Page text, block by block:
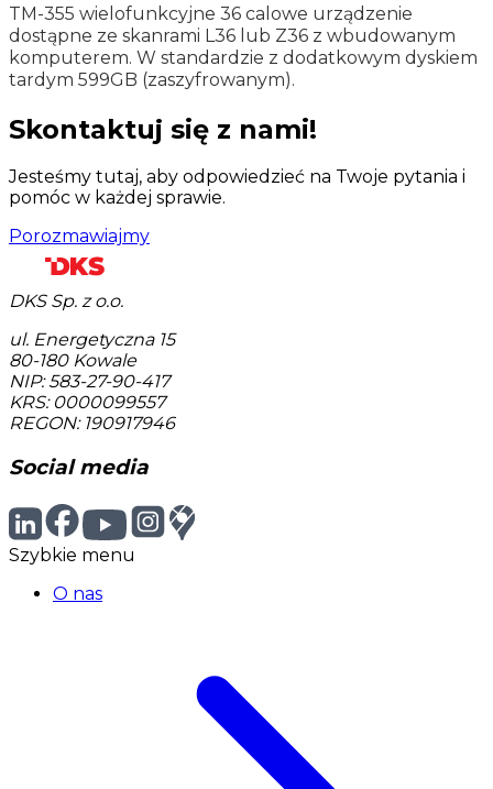
TM-355 wielofunkcyjne 36 calowe urządzenie
dostąpne ze skanrami L36 lub Z36 z wbudowanym
komputerem. W standardzie z dodatkowym dyskiem
tardym 599GB (zaszyfrowanym).
Skontaktuj się z nami!
Jesteśmy tutaj, aby odpowiedzieć na Twoje pytania i
pomóc w każdej sprawie.
Porozmawiajmy
DKS Sp. z o.o.
ul. Energetyczna 15
80-180 Kowale
NIP: 583-27-90-417
KRS: 0000099557
REGON: 190917946
Social media
Szybkie menu
O nas